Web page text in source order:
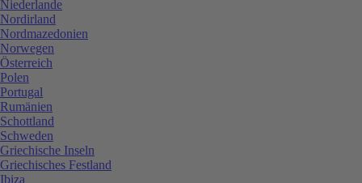
Niederlande
Nordirland
Nordmazedonien
Norwegen
Österreich
Polen
Portugal
Rumänien
Schottland
Schweden
Griechische Inseln
Griechisches Festland
Ibiza